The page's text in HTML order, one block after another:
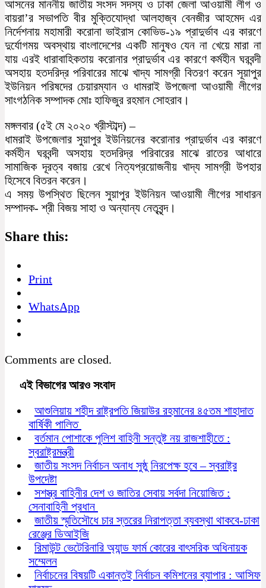
আসনের মাননীয় জাতীয় সংসদ সদস্য ও ঢাকা জেলা আওয়ামী লীগ ও
বায়রা’র সভাপতি বীর মুক্তিযোদ্ধা আলহাজ্ব বেনজীর আহমেদ এর
নির্দেশনায় মহামারী করোনা ভাইরাস কোভিড-১৯ প্রাদুর্ভাব এর কারণে
দুর্যোগময় অবস্থায় বাংলাদেশের একটি মানুষও যেন না খেয়ে মারা না
যায় এরই ধারাবাহিকতায় করোনার প্রাদুর্ভাব এর কারণে কর্মহীন ঘরবন্দী
অসহায় হতদরিদ্র পরিবারের মাঝে খাদ্য সামগ্রী বিতরণ করেন সূয়াপুর
ইউনিয়ন পরিষদের চেয়ারম্যান ও ধামরাই উপজেলা আওয়ামী লীগের
সাংগঠনিক সম্পাদক মোঃ হাফিজুর রহমান সোহরাব।
মঙ্গলবার (৫ই মে ২০২০ খ্রীস্টাব্দ) –
ধামরাই উপজেলার সুয়াপুর ইউনিয়নের করোনার প্রাদুর্ভাব এর কারণে
কর্মহীন ঘরবন্দী অসহায় হতদরিদ্র পরিবারের মাঝে রাতের আধারে
সামাজিক দূরত্ব বজায় রেখে নিত্যপ্রয়োজনীয় খাদ্য সামগ্রী উপহার
হিসেবে বিতরন করেন।
এ সময় উপস্থিত ছিলেন সুয়াপুর ইউনিয়ন আওয়ামী লীগের সাধারন
সম্পাদক- শ্রী বিজয় সাহা ও অন্যান্য নেতৃবৃন্দ।
Share this:
Print
WhatsApp
Comments are closed.
এই বিভাগের আরও সংবাদ
আশুলিয়ায় শহীদ রাষ্ট্রপতি জিয়াউর রহমানের ৪৫তম শাহাদাত
বার্ষিকী পালিত
বর্তমান পোশাকে পুলিশ বাহিনী সন্তুষ্ট নয় রাজশাহীতে :
স্বরাষ্ট্রমন্ত্রী
জাতীয় সংসদ নির্বাচন অনাধ সুষ্ঠু নিরপেক্ষ হবে – স্বরাষ্ট্র
উপদেষ্টা
সশস্ত্র বাহিনীর দেশ ও জাতির সেবায় সর্বদা নিয়োজিত :
সেনাবাহিনী প্রধান
জাতীয় স্মৃতিসৌধে চার স্তরের নিরাপত্তা ব্যবস্থা থাকবে-ঢাকা
রেঞ্জের ডিআইজি
রিমাউন্ট ভেটেরিনারি অ্যান্ড ফার্ম কোরের বাৎসরিক অধিনায়ক
সম্মেলন
নির্বাচনের বিষয়টি একান্তই নির্বাচন কমিশনের ব্যাপার : আসিফ